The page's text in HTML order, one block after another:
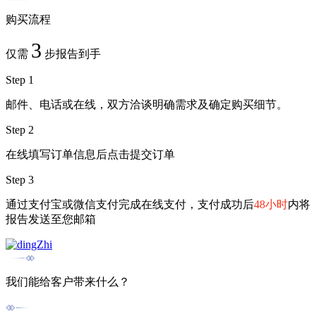
购买流程
仅需 3 步报告到手
Step 1
邮件、电话或在线，双方洽谈明确需求及确定购买细节。
Step 2
在线填写订单信息后点击提交订单
Step 3
通过支付宝或微信支付完成在线支付，支付成功后48小时内将
报告发送至您邮箱
我们能给客户带来什么？